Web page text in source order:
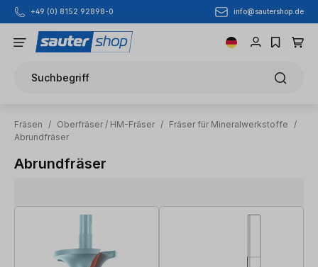
Zum Hauptinhalt springen
+49 (0) 8152 92898-0 info@sautershop.de
Suchbegriff
Fräsen / Oberfräser / HM-Fräser / Fräser für Mineralwerkstoffe
/
Abrundfräser
Abrundfräser